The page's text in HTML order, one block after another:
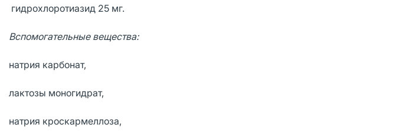
гидрохлоротиазид 25 мг.
Вспомогательные вещества:
натрия карбонат,
лактозы моногидрат,
натрия кроскармеллоза,